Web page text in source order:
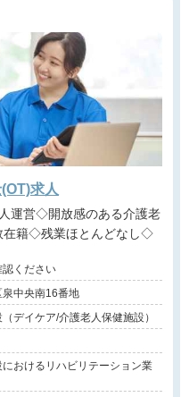
求人
在籍◇残業ほとんどなし◇
ください
中央南16番地
デイケア/介護老人保健施設）
おけるリハビリテーション業